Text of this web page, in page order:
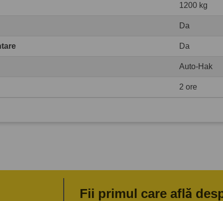
1200 kg
Da
Da
Auto-Hak
2 ore
Fii primul care află